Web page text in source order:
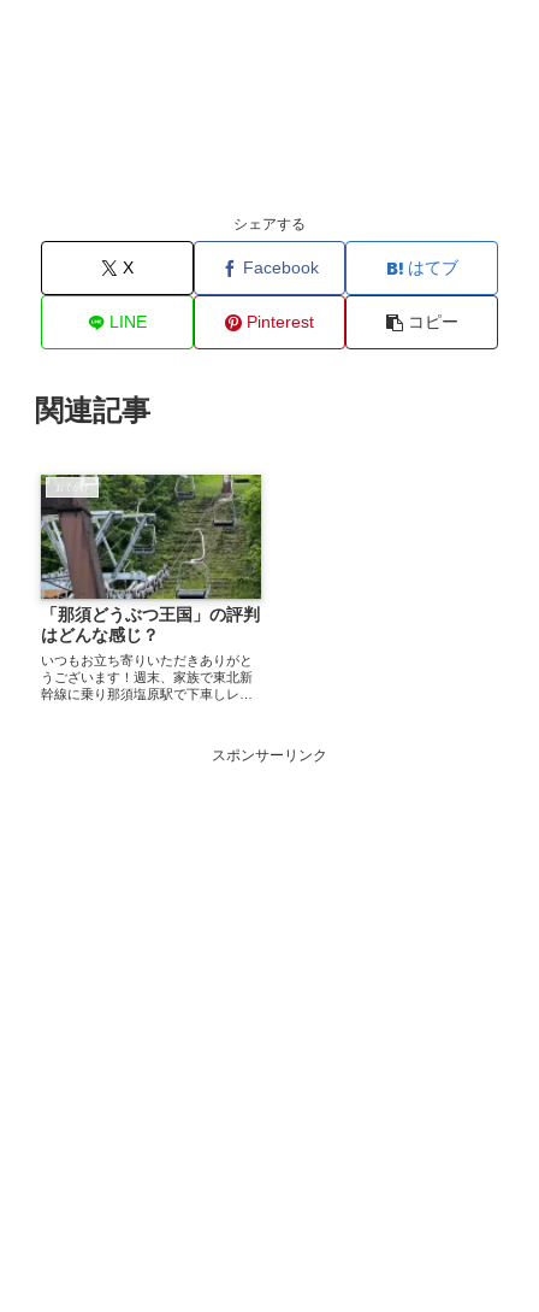
シェアする
X Facebook はてブ
LINE Pinterest コピー
関連記事
おでかけ
「那須どうぶつ王国」の評判
はどんな感じ？
いつもお立ち寄りいただきありがと
うございます！週末、家族で東北新
幹線に乗り那須塩原駅で下車しレン
出来ます実際に体験してきました！スポンサーリンク